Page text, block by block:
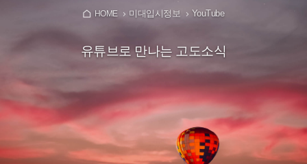
HOME 미대입시정보 YouTube
유튜브로 만나는 고도소식